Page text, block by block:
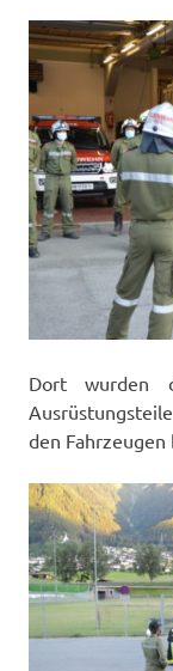
Dort wurden
den Fahrzeugen